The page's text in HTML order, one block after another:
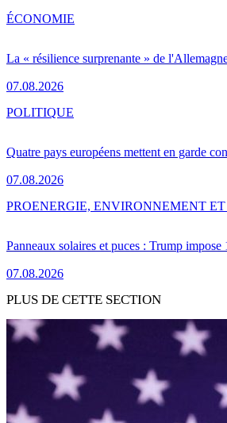
La « résilience surprenante » de
07.08.2026
ÉCONOMIE
Quatre pays européens mettent en garde
07.08.2026
POLITIQUE
Panneaux solaires et puces : Trump
07.08.2026
PROENERGIE, ENVIRONNEMENT
PLUS DE CETTE SECTION